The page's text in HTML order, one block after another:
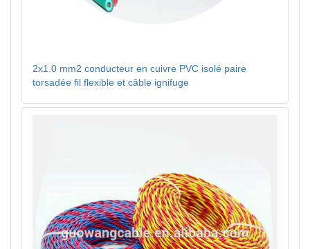
2x1.0 mm2 conducteur en cuivre PVC isolé paire
torsadée fil flexible et câble ignifuge